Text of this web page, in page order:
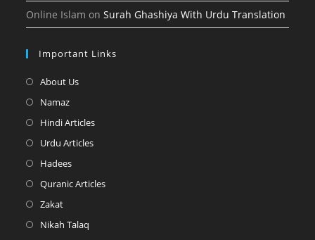
Online Islam onSurah Ghashiya With Urdu Translation
Important Links
About UsOpens
tab
NamazOpens
in
tab
Hindi ArticlesOpens
tab
Urdu ArticlesOpens
HadeesOpens
in
tab
Quranic ArticlesOpens
ZakatOpens
in
Nikah Talaq